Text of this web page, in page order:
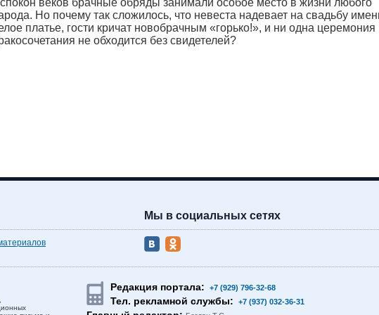
веков брачные обряды занимали особое место в жизни любого
Но почему так сложилось, что невеста надевает на свадьбу
платье, гости кричат новобрачным «горько!», и ни одна церемония
не обходится без свидетелей?
Мы в социальных сетях
Редакция портала: +7 (929) 796-32-68
Тел. рекламной службы: +7 (937) 032-36-31